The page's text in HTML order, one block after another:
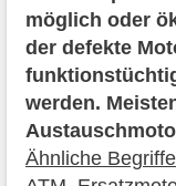
möglich oder
der defekte
werden.
Ähnliche